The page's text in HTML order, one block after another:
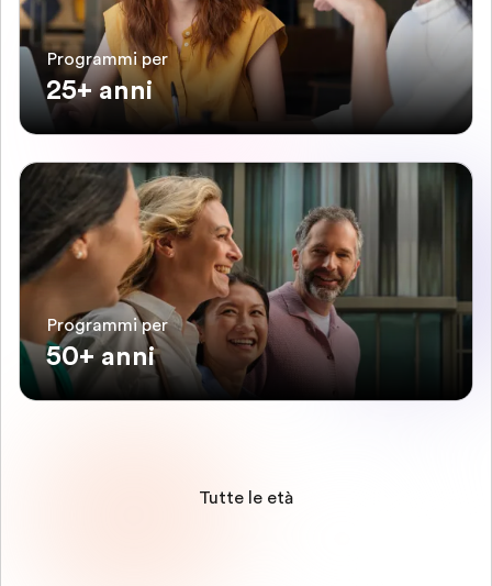
Programmi per
25+ anni
Programmi per
50+ anni
Tutte le età